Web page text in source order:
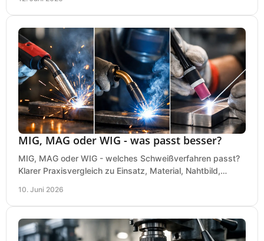
MIG, MAG oder WIG - was passt besser?
MIG, MAG oder WIG - welches Schweißverfahren passt?
Klarer Praxisvergleich zu Einsatz, Material, Nahtbild,
10. Juni 2026